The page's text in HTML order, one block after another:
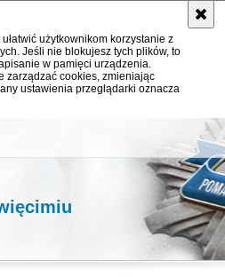
użytkownikom korzystanie z
Jeśli nie blokujesz tych plików, to
w pamięci urządzenia.
zarządzać cookies, zmieniając
ustawienia przeglądarki oznacza